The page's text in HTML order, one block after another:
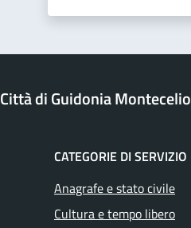
Città di Guidonia Montecelio
CATEGORIE DI SERVIZIO
Anagrafe e stato civile
Cultura e tempo libero